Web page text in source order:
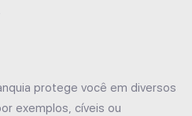
protege você em diversos
exemplos, cíveis ou